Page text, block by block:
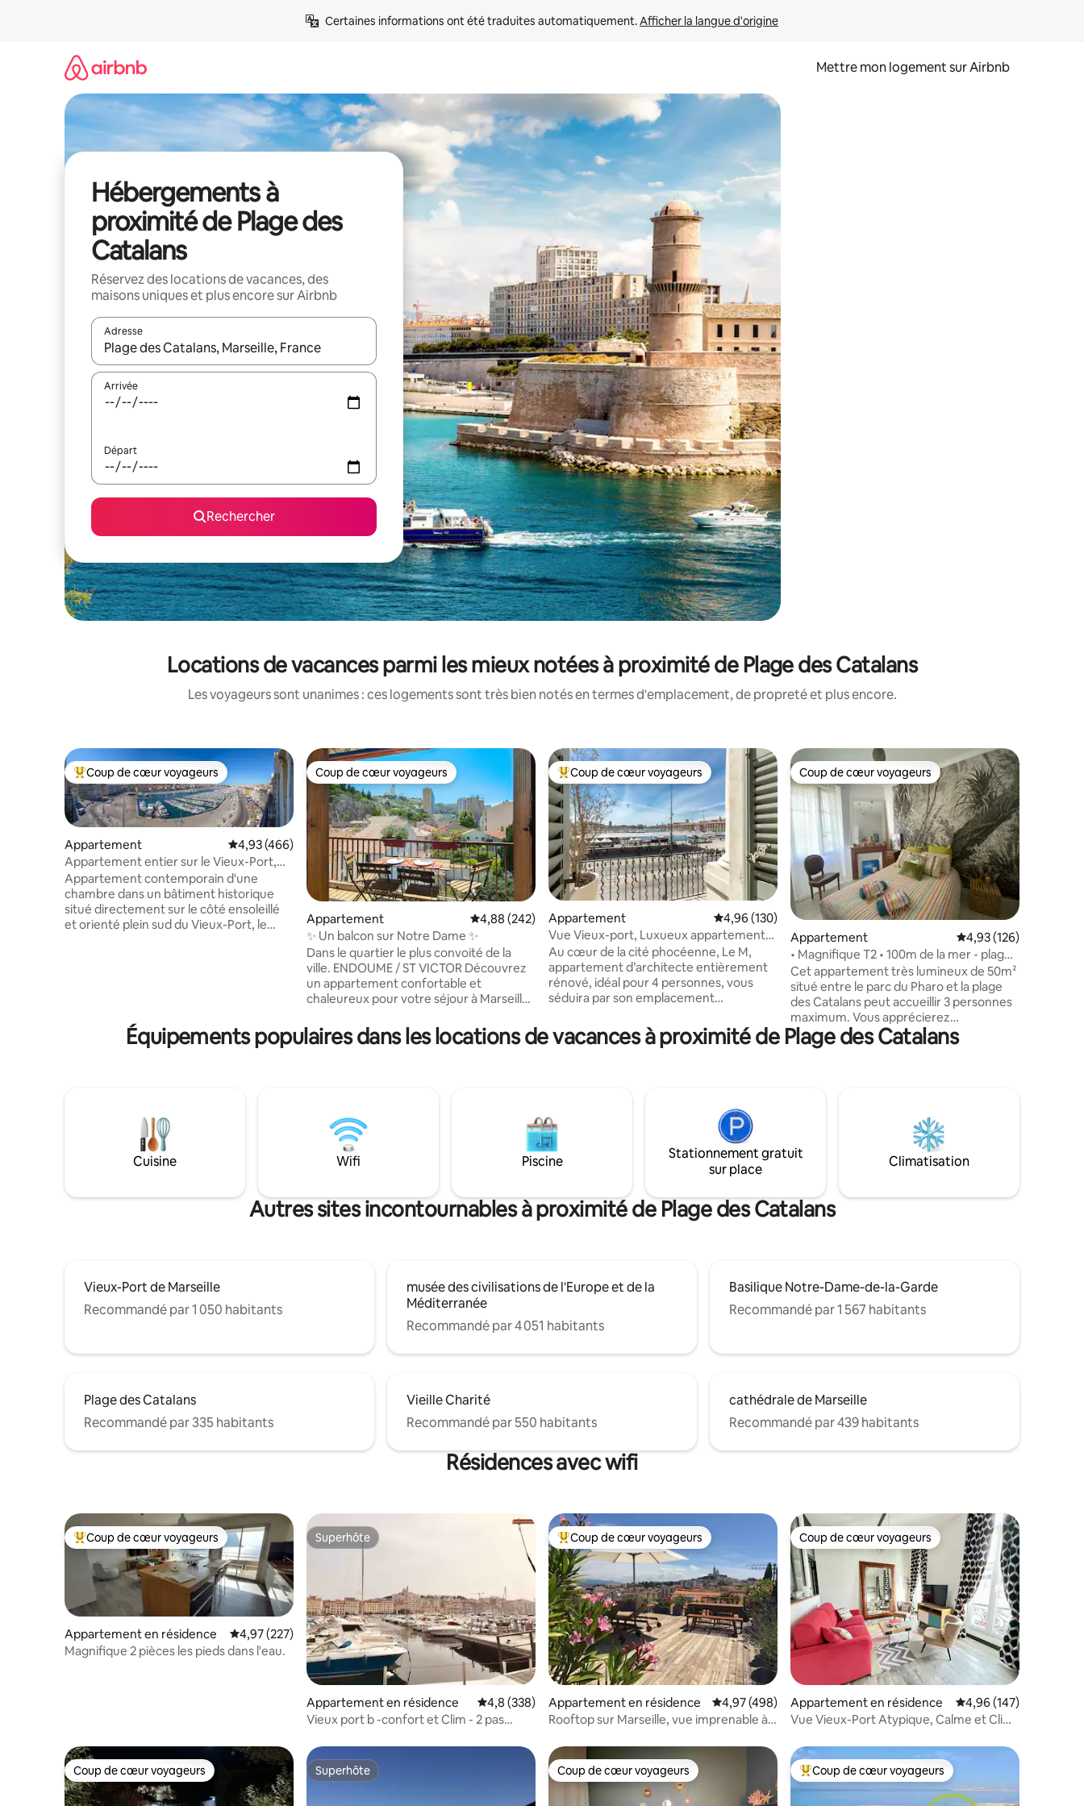
Certaines informations ont été traduites automatiquement. Afficher la langue d'origine
Mettre mon logement sur Airbnb
Hébergements à
proximité de Plage des
Catalans
Réservez des locations de vacances, des
maisons uniques et plus encore sur Airbnb
Adresse
Lorsque les résultats s'affichent, utilisez les flèches vers le haut et vers le bas pour les parcourir ou en appuyant et en faisant glisser.
Arrivée
Départ
Rechercher
Locations de vacances parmi les mieux notées à proximité de Plage des Catalans
Les voyageurs sont unanimes : ces logements sont très bien notés en termes d'emplacement, de propreté et plus encore.
Coups de cœur voyageurs les plus appréciés
Coup de cœur voyageurs
Appartement Évaluation moyenne sur la base de 466 commentaires : 4,93 sur 5
4,93 (466)
Appartement entier sur le Vieux-Port,
Marseille.
Appartement contemporain d'une
chambre dans un bâtiment historique
situé directement sur le côté ensoleillé
et orienté plein sud du Vieux-Port, le
mobilité réduite. Pour ceux qui ont plus
de temps, Marseille est une excellente
Coup de cœur voyageurs
Coup de cœur voyageurs
Appartement Évaluation moyenne sur la base de 242 commentaires : 4,88 sur 5
4,88 (242)
✨ Un balcon sur Notre Dame ✨
Dans le quartier le plus convoité de la
ville. ENDOUME / ST VICTOR Découvrez
un appartement confortable et
chaleureux pour votre séjour à Marseille.
rue calme. Idéal pour découvrir la ville le
temps d’un week-end ou pour un long
pour bébé sur demande. Remplissage
baignoire non fonctionnel
Coups de cœur voyageurs les plus appréciés
Coup de cœur voyageurs
Appartement Évaluation moyenne sur la base de 130 commentaires : 4,96 sur 5
4,96 (130)
Vue Vieux-port, Luxueux appartement
70m2, le M.
Au cœur de la cité phocéenne, Le M,
appartement d’architecte entièrement
rénové, idéal pour 4 personnes, vous
séduira par son emplacement
de son aménagement et sa décoration
soignée. Proche de toutes commodités,
Vous pourrez tout faire à pied. Vous
profiterez de son balcon donnant sur le
port, et savourerez un magnifique
coucher de soleil.
Coup de cœur voyageurs
Coup de cœur voyageurs
Appartement Évaluation moyenne
4,93 (126)
• Magnifique T2 • 100m de la mer - plage
Catalans
Cet appartement très lumineux de 50m²
situé entre le parc du Pharo et la plage
des Catalans peut accueillir 3 personnes
maximum. Vous apprécierez
l'emplacement proche de toutes
commodités et la proximité immédiate
idéal ; seulement 100 mètres de la plage
et un accès direct à la Corniche Kennedy.
Le Vieux-Port est à seulement 10
Équipements populaires dans les locations de vacances à proximité de Plage des Catalans
Cuisine Wifi Piscine
Stationnement gratuit
sur place
Climatisation
Autres sites incontournables à proximité de Plage des Catalans
Vieux-Port de Marseille
Recommandé par 1 050 habitants
musée des civilisations de l'Europe et de la
Méditerranée
Recommandé par 4 051 habitants
Basilique Notre-Dame-de-la-Garde
Recommandé par 1 567 habitants
Plage des Catalans
Recommandé par 335 habitants
Vieille Charité
Recommandé par 550 habitants
cathédrale de Marseille
Recommandé par 439 habitants
Résidences avec wifi
Coups de cœur voyageurs les plus appréciés
Coup de cœur voyageurs
Appartement en résidence Évaluation moyenne sur la base de 227 commentaires : 4,97 sur 5
4,97 (227)
Magnifique 2 pièces les pieds dans l'eau.
Superhôte
Superhôte
Appartement en résidence Évaluation moyenne sur la base de 338 commentaires : 4,8 sur 5
4,8 (338)
Vieux port b -confort et Clim - 2 pas
Coups de cœur voyageurs les plus appréciés
Coup de cœur voyageurs
Appartement en résidence Évaluation moyenne sur la base de 498 commentaires : 4,97 sur 5
4,97 (498)
Rooftop sur Marseille, vue imprenable à
Coup de cœur voyageurs
Coup de cœur voyageurs
Appartement en résidence Évaluation moyenne
4,96 (147)
Vue Vieux-Port Atypique, Calme et Clim,
Coup de cœur voyageurs
Coup de cœur voyageurs Superhôte
Superhôte Coup de cœur voyageurs
Coup de cœur voyageurs Coups de cœur voyageurs les plus appréciés
Coup de cœur voyageurs